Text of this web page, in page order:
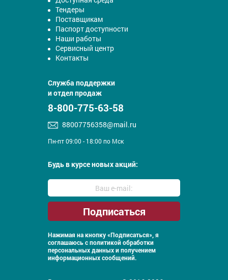
Тендеры
Поставщикам
Паспорт доступности
Наши работы
Сервисный центр
Контакты
Служба поддержки
и отдел продаж
8-800-775-63-58
88007756358@mail.ru
Пн-пт 09:00 - 18:00 по Мск
Будь в курсе новых акций:
Нажимая на кнопку «Подписаться», я
соглашаюсь с политикой обработки
персональных данных и получением
информационных сообщений.